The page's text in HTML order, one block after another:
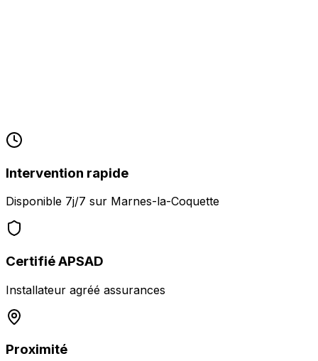
Intervention rapide
Disponible 7j/7 sur Marnes-la-Coquette
Certifié APSAD
Installateur agréé assurances
Proximité